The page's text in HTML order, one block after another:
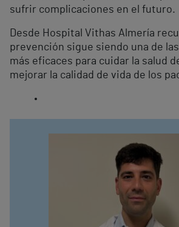
sufrir complicaciones en el futuro.
Desde Hospital Vithas Almería
prevención sigue siendo una de
más eficaces para cuidar la salud
mejorar la calidad de vida de los